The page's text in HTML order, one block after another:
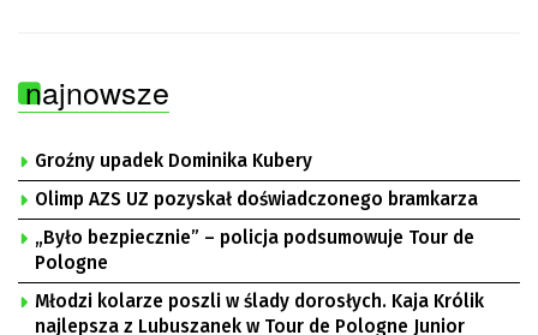
najnowsze
Groźny upadek Dominika Kubery
Olimp AZS UZ pozyskał doświadczonego bramkarza
„Było bezpiecznie” – policja podsumowuje Tour de
Pologne
Młodzi kolarze poszli w ślady dorosłych. Kaja Królik
najlepsza z Lubuszanek w Tour de Pologne Junior